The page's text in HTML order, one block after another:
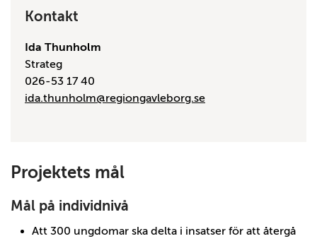
Kontakt
Ida Thunholm
Strateg
026-53 17 40
ida.thunholm@regiongavleborg.se
Projektets mål
Mål på individnivå
Att 300 ungdomar ska delta i insatser för att återgå